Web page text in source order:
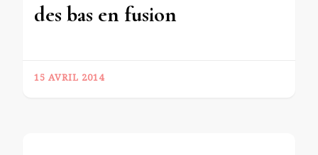
des bas en fusion
15 AVRIL 2014